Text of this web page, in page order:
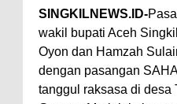
SINGKILNEWS.ID-
wakil bupati Aceh
Oyon dan Hamzah
dengan pasangan
tanggul raksasa di desa